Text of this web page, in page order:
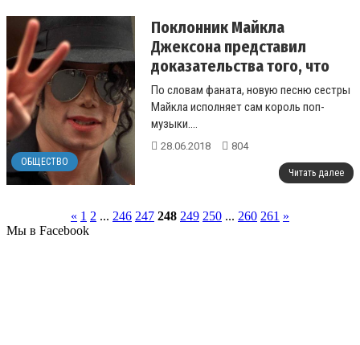
ОБЩЕСТВО
Поклонник Майкла
Джексона представил
доказательства того, что
певец жив
По словам фаната, новую песню сестры
Майкла исполняет сам король поп-
музыки....
28.06.2018 804
Читать далее
« 1 2 ... 246 247 248 249 250 ... 260 261 »
Мы в Facebook